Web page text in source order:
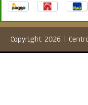
Copyright 2026 |